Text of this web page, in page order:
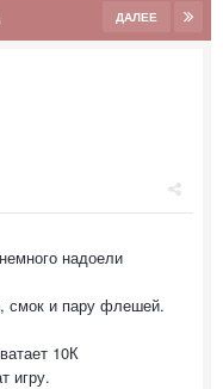
ДАЛЕЕ
надоели
смок и пару флешей.
10К
игру.